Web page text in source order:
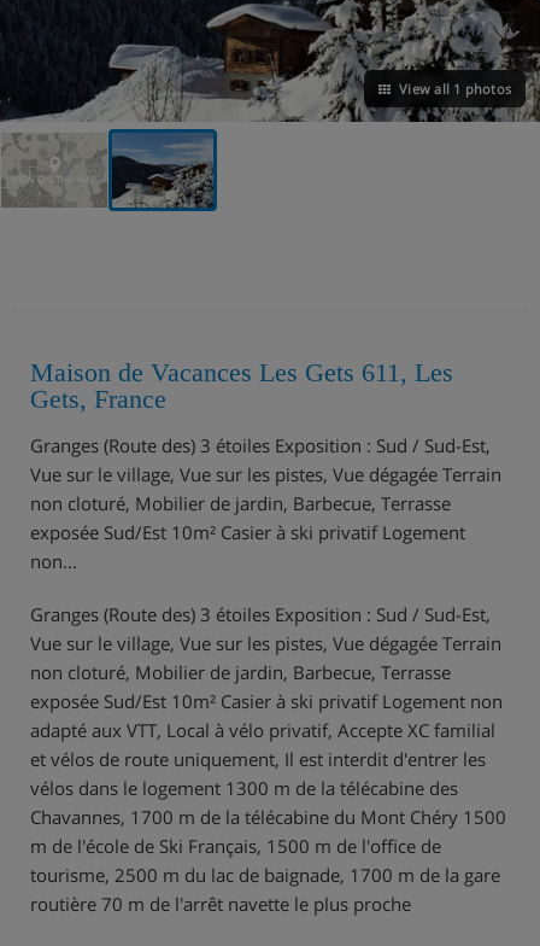
View all 1 photos
VIEW ON THE MAP
Maison de Vacances Les Gets 611, Les
Gets, France
Granges (Route des) 3 étoiles Exposition : Sud / Sud-Est,
Vue sur le village, Vue sur les pistes, Vue dégagée Terrain
non cloturé, Mobilier de jardin, Barbecue, Terrasse
exposée Sud/Est 10m² Casier à ski privatif Logement
non...
Granges (Route des) 3 étoiles Exposition : Sud / Sud-Est,
Vue sur le village, Vue sur les pistes, Vue dégagée Terrain
non cloturé, Mobilier de jardin, Barbecue, Terrasse
exposée Sud/Est 10m² Casier à ski privatif Logement non
adapté aux VTT, Local à vélo privatif, Accepte XC familial
et vélos de route uniquement, Il est interdit d'entrer les
vélos dans le logement 1300 m de la télécabine des
Chavannes, 1700 m de la télécabine du Mont Chéry 1500
m de l'école de Ski Français, 1500 m de l'office de
tourisme, 2500 m du lac de baignade, 1700 m de la gare
routière 70 m de l'arrêt navette le plus proche